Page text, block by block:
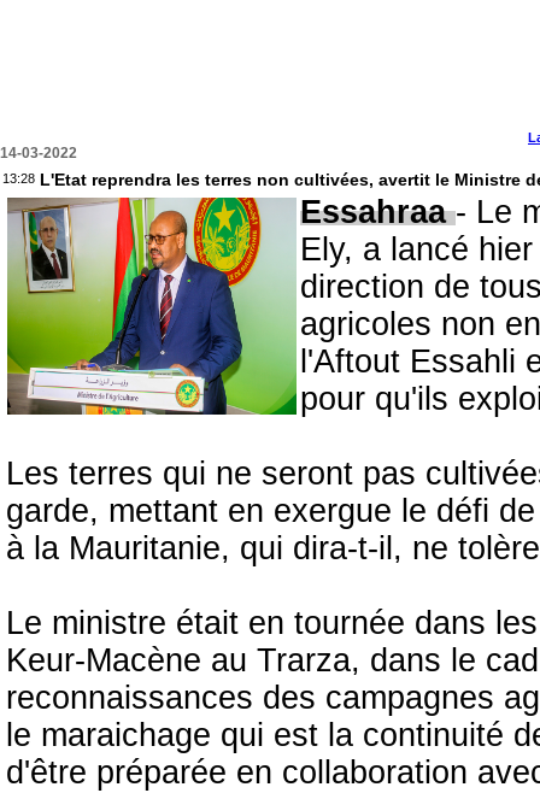
14-03-2022
13:28 L'Etat reprendra les terres non cultivées, avertit le Ministre
Essahraa- Le
Ely, a lancé
direction de
agricoles non
l'Aftout Essahli
pour qu'ils
Les terres qui ne seront pas
garde, mettant en exergue le défi
à la Mauritanie, qui dira-t-il, ne
Le ministre était en tournée dans
Keur-Macène au Trarza, dans le
reconnaissances des campagnes
le maraichage qui est la continuité
d'être préparée en collaboration